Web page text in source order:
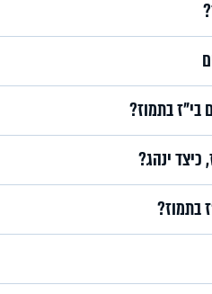
בי"ז בתמוז?
כיצד ינהג?
בתמוז?